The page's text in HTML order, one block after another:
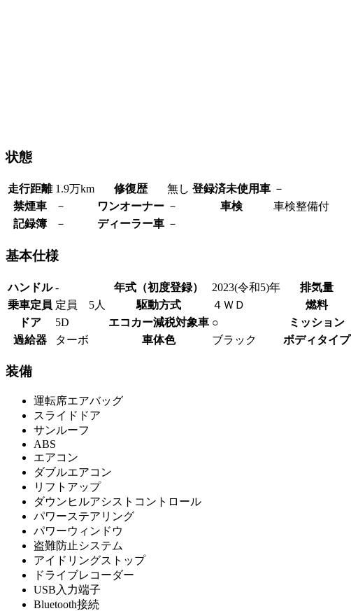
状態
走行距離 1.9万km 修復歴 無し 登録済未使用車 －
禁煙車
－ ワンオーナー － 車検
車検整備付
記録簿
－ ディーラー車 －
基本仕様
ハンドル - 年式（初度登録） 2023(令和5)年 排気量
乗車定員 定員 5人 駆動方式 ４ＷＤ 燃料
ドア
5D エコカー減税対象車 ○ ミッション
過給器
ターボ 車体色 ブラック ボディタイプ
装備
運転席エアバッグ
スライドドア
サンルーフ
ABS
エアコン
ダブルエアコン
リフトアップ
ダウンヒルアシストコントロール
パワーステアリング
パワーウィンドウ
盗難防止システム
アイドリングストップ
ドライブレコーダー
USB入力端子
Bluetooth接続